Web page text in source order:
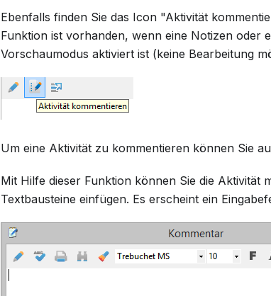
Ebenfalls finden Sie das Icon "Aktivität
Funktion ist vorhanden, wenn eine Notizen oder
Vorschaumodus aktiviert ist (keine Bearbeitung
Um eine Aktivität zu kommentieren können Sie
Mit Hilfe dieser Funktion können Sie die Aktivität
Textbausteine einfügen. Es erscheint ein